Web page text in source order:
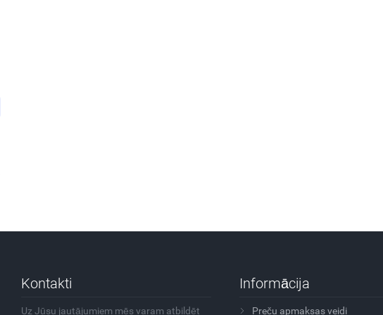
Kontakti
Uz Jūsu jautājumiem mēs varam atbildēt
Informācija
Preču apmaksas veidi